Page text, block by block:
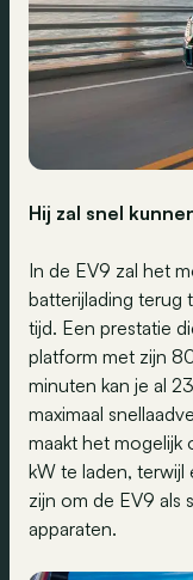
Hij zal snel
In de EV9 zal het
batterijlading terug
tijd. Een prestatie
platform met zijn
minuten kan je al
maximaal
maakt het mogelijk
kW te laden,
zijn om de EV9 als
apparaten.